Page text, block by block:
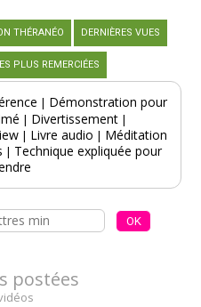
THÉRANÉO DERNIÈRES VUES
PLUS REMERCIÉES
| Démonstration pour
| Divertissement |
| Livre audio | Méditation
| Technique expliquée pour
postées